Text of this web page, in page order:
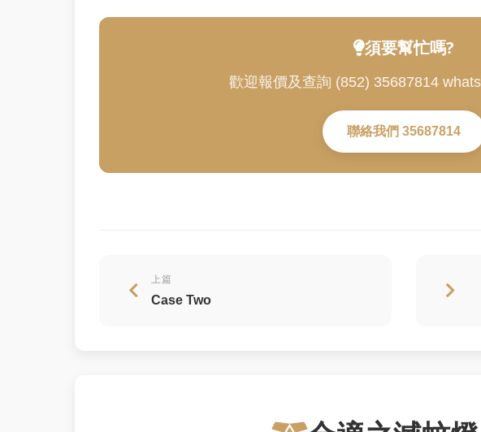
須要幫忙嗎?
歡迎報價及查詢 (852) 35687814
聯絡我們 35687814
上篇
Case Two